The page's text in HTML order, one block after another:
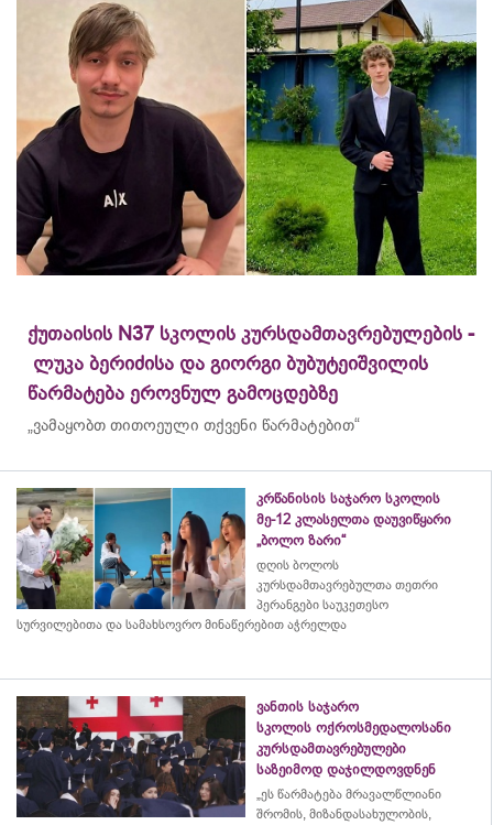
ქუთაისის N37 სკოლის კურსდამთავრებულების -
ლუკა ბერიძისა და გიორგი ბუბუტეიშვილის
წარმატება ეროვნულ გამოცდებზე
„ვამაყობთ თითოეული თქვენი წარმატებით“
კრწანისის საჯარო სკოლის
მე-12 კლასელთა დაუვიწყარი
„ბოლო ზარი“
დღის ბოლოს
კურსდამთავრებულთა თეთრი
პერანგები საუკეთესო
სურვილებითა და სამახსოვრო მინაწერებით აჭრელდა
ვანთის საჯარო
სკოლის ოქროსმედალოსანი
კურსდამთავრებულები
საზეიმოდ დაჯილდოვდნენ
„ეს წარმატება მრავალწლიანი
შრომის, მიზანდასახულობის,